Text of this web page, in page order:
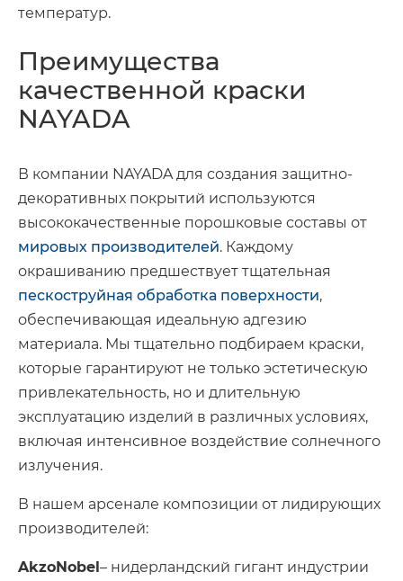
температур.
Преимущества
качественной краски
NAYADA
В компании NAYADA для создания защитно-
декоративных покрытий используются
высококачественные порошковые составы от
мировых производителей. Каждому
окрашиванию предшествует тщательная
пескоструйная обработка поверхности,
обеспечивающая идеальную адгезию
материала. Мы тщательно подбираем краски,
которые гарантируют не только эстетическую
привлекательность, но и длительную
эксплуатацию изделий в различных условиях,
включая интенсивное воздействие солнечного
излучения.
В нашем арсенале композиции от лидирующих
производителей:
AkzoNobel– нидерландский гигант индустрии